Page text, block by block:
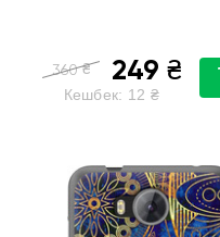
360 ₴ 249 ₴
Кешбек: 12 ₴